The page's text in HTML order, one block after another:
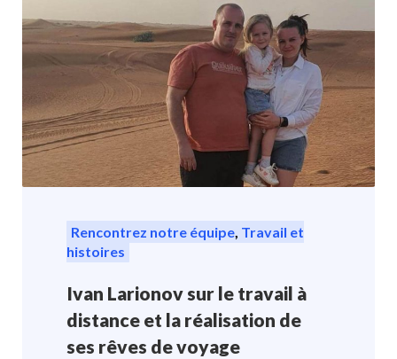
Rencontrez notre équipe, Travail et
histoires
Ivan Larionov sur le travail à
distance et la réalisation de
ses rêves de voyage